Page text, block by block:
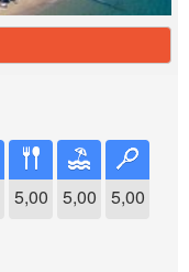
5,00 5,00 5,00